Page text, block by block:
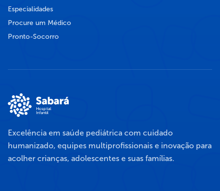
Especialidades
Procure um Médico
Pronto-Socorro
Excelência em saúde pediátrica com cuidado
humanizado, equipes multiprofissionais e inovação para
acolher crianças, adolescentes e suas famílias.